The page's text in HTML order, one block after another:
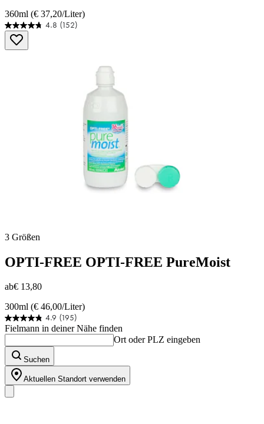
360ml (€ 37,20/Liter)
4.8 (152)
4.8
von
5
3 Größen
OPTI-FREE OPTI-FREE PureMoist
ab€ 13,80
300ml (€ 46,00/Liter)
4.9 (195)
4.9
von
5
Sternen.
195
Bewertungen
Fielmann in deiner Nähe finden
Ort oder PLZ eingeben
Suchen
Aktuellen Standort verwenden